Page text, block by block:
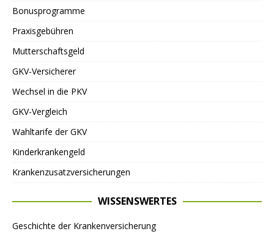
Bonusprogramme
Praxisgebühren
Mutterschaftsgeld
GKV-Versicherer
Wechsel in die PKV
GKV-Vergleich
Wahltarife der GKV
Kinderkrankengeld
Krankenzusatzversicherungen
WISSENSWERTES
Geschichte der Krankenversicherung